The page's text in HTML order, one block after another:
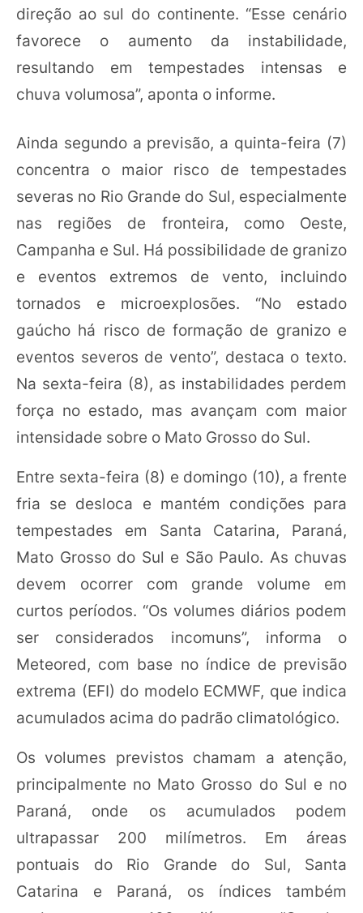
direção ao sul do continente. “Esse cenário
favorece o aumento da instabilidade,
resultando em tempestades intensas e
chuva volumosa”, aponta o informe.
Ainda segundo a previsão, a quinta-feira (7)
concentra o maior risco de tempestades
severas no Rio Grande do Sul, especialmente
nas regiões de fronteira, como Oeste,
Campanha e Sul. Há possibilidade de granizo
e eventos extremos de vento, incluindo
tornados e microexplosões. “No estado
gaúcho há risco de formação de granizo e
eventos severos de vento”, destaca o texto.
Na sexta-feira (8), as instabilidades perdem
força no estado, mas avançam com maior
intensidade sobre o Mato Grosso do Sul.
Entre sexta-feira (8) e domingo (10), a frente
fria se desloca e mantém condições para
tempestades em Santa Catarina, Paraná,
Mato Grosso do Sul e São Paulo. As chuvas
devem ocorrer com grande volume em
curtos períodos. “Os volumes diários podem
ser considerados incomuns”, informa o
Meteored, com base no índice de previsão
extrema (EFI) do modelo ECMWF, que indica
acumulados acima do padrão climatológico.
Os volumes previstos chamam a atenção,
principalmente no Mato Grosso do Sul e no
Paraná, onde os acumulados podem
ultrapassar 200 milímetros. Em áreas
pontuais do Rio Grande do Sul, Santa
Catarina e Paraná, os índices também